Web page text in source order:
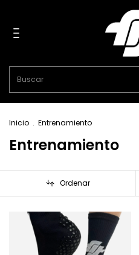
Inicio . Entrenamiento
Entrenamiento
Ordenar